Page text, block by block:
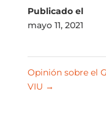
Publicado el
mayo 11, 2021
Opinión sobre el
VIU →